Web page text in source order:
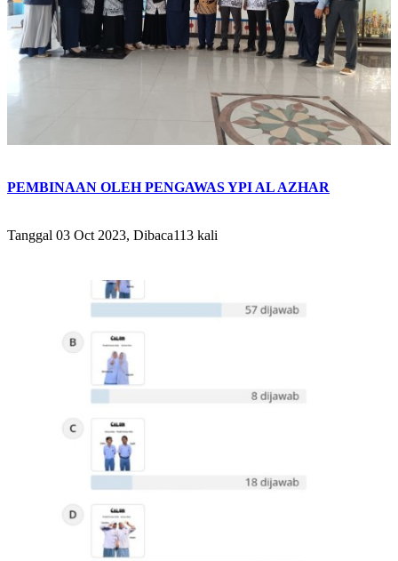
PEMBINAAN OLEH PENGAWAS YPI AL AZHAR
Tanggal 03 Oct 2023, Dibaca113 kali